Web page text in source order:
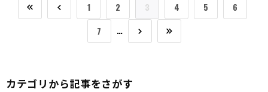
1 2 3 4 5
6
7
…
カテゴリから記事をさがす